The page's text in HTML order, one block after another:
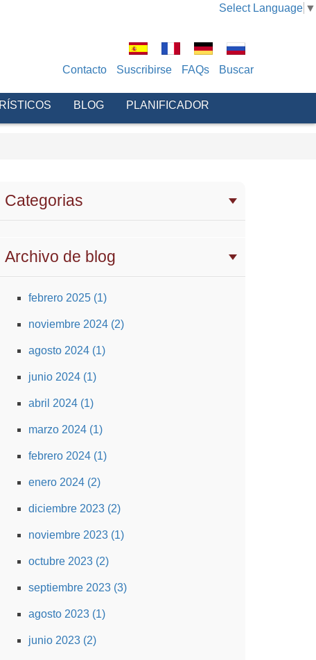
Select Language ▼
Contacto Suscribirse FAQs Buscar
BLOG PLANIFICADOR
Categorias
Archivo de blog
febrero 2025 (1)
noviembre 2024 (2)
agosto 2024 (1)
junio 2024 (1)
abril 2024 (1)
marzo 2024 (1)
febrero 2024 (1)
enero 2024 (2)
diciembre 2023 (2)
noviembre 2023 (1)
octubre 2023 (2)
septiembre 2023 (3)
agosto 2023 (1)
junio 2023 (2)